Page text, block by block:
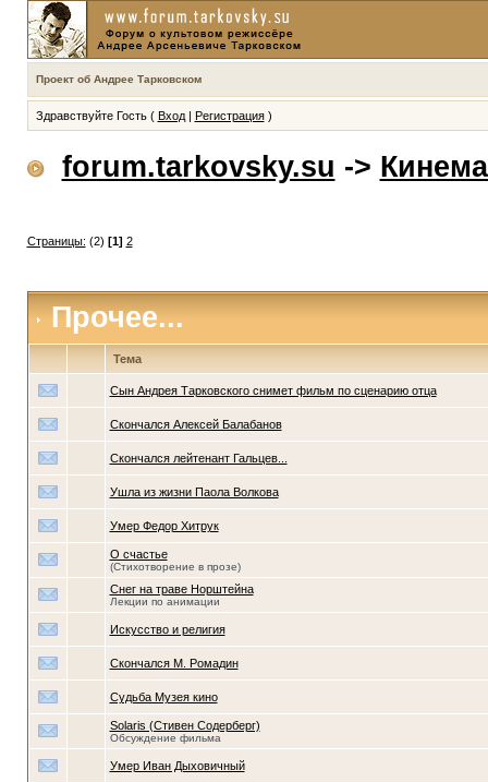
Проект об Андрее Тарковском
Здравствуйте Гость ( Вход| Регистрация)
forum.tarkovsky.su ->
Страницы: (2) [1] 2
Прочее...
Тема
Сын Андрея Тарковского снимет фильм по сценарию отца
Скончался Алексей Балабанов
Скончался лейтенант Гальцев...
Ушла из жизни Паола Волкова
Умер Федор Хитрук
О счастье
(Стихотворение в прозе)
Снег на траве Норштейна
Лекции по анимации
Искусство и религия
Скончался М. Ромадин
Судьба Музея кино
Solaris (Стивен Содерберг)
Обсуждение фильма
Умер Иван Дыховичный